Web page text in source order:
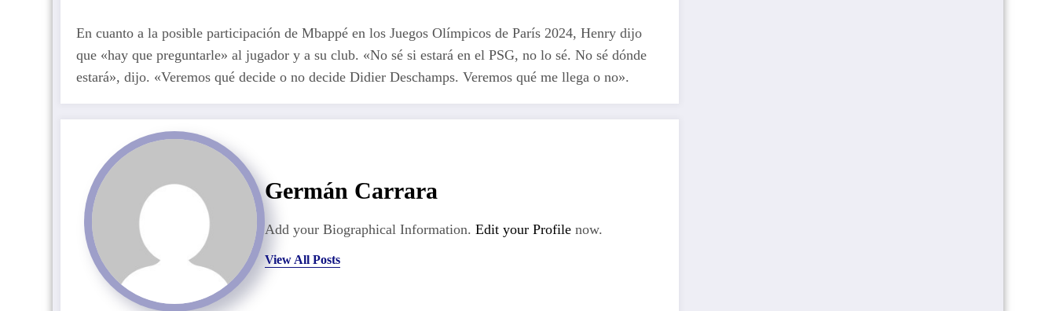
En cuanto a la posible participación de Mbappé en los Juegos Olímpicos de París 2024, Henry dijo
que «hay que preguntarle» al jugador y a su club. «No sé si estará en el PSG, no lo sé. No sé dónde
estará», dijo. «Veremos qué decide o no decide Didier Deschamps. Veremos qué me llega o no».
Germán Carrara
Add your Biographical Information. Edit your Profile now.
View All Posts